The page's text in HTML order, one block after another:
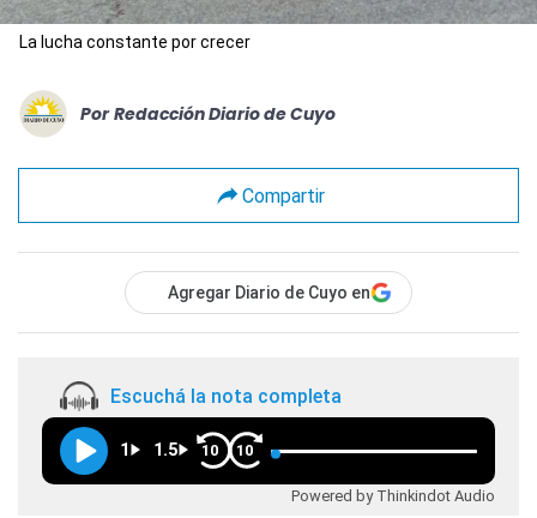
La lucha constante por crecer
Por Redacción Diario de Cuyo
Compartir
Agregar Diario de Cuyo en
Escuchá la nota completa
1 1.5 10 10
Powered by Thinkindot Audio